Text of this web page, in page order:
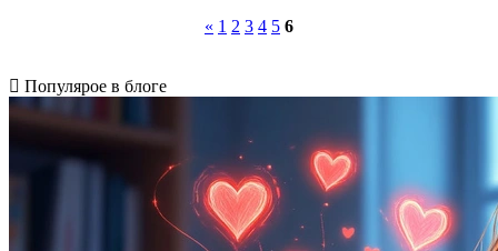
« 1 2 3 4 5 6
Популярое в блоге